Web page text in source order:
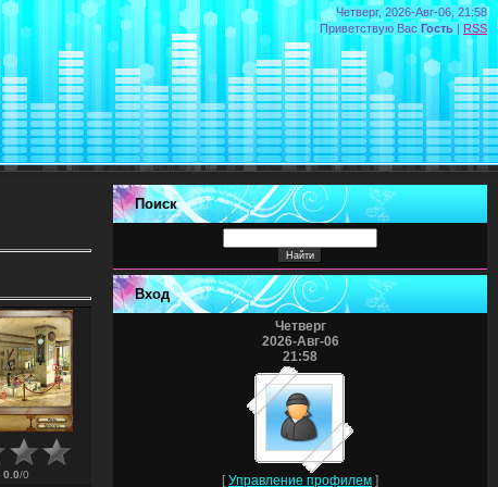
Четверг, 2026-Авг-06, 21:58
Приветствую Вас Гость | RSS
0.0/0
Поиск
Вход
Четверг
2026-Авг-06
21:58
[Управление профилем ]